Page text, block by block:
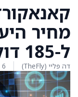
ל-185 דולר מ-230 דולר
דה פליי (TheFly) 6 בפברואר 2026